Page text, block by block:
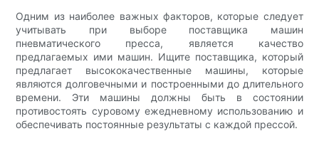
Одним из наиболее важных факторов, которые следует
учитывать при выборе поставщика машин
пневматического пресса, является качество
предлагаемых ими машин. Ищите поставщика, который
предлагает высококачественные машины, которые
являются долговечными и построенными до длительного
времени. Эти машины должны быть в состоянии
противостоять суровому ежедневному использованию и
обеспечивать постоянные результаты с каждой прессой.